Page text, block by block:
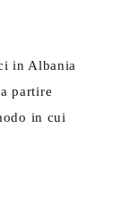
in Albania
partire
in cui